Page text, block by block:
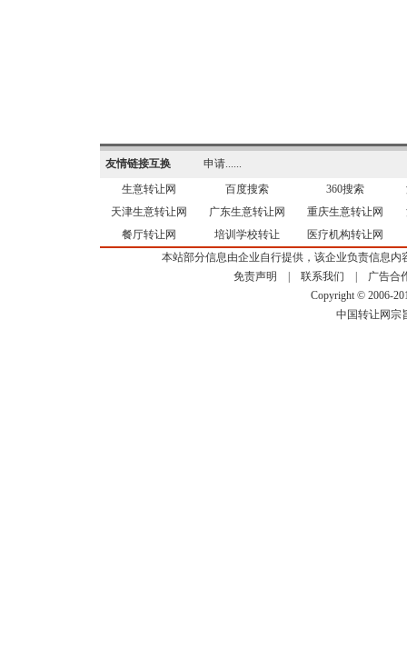
友情链接互换
申请......
生意转让网
百度搜索 360搜索
天津生意转让网
广东生意转让网 重庆生意转让网
餐厅转让网
培训学校转让
医疗机构转让网
本站部分信息由企业自行提供，该企业负责信息
免责声明
联系我们
广告合
Copyright © 2006-
中国转让网宗